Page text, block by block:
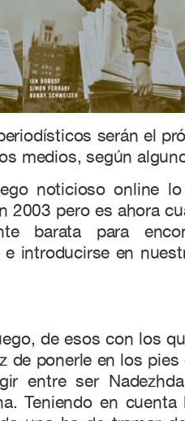
serán el
medios, según
noticioso online
2003 pero es ahora
barata para
introducirse en
de esos con los
de ponerle en los
entre ser
Teniendo en